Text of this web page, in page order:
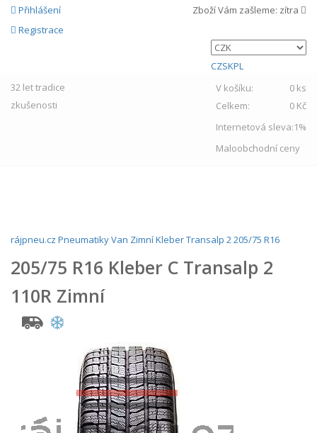
Přihlášení
Registrace
Zboží Vám zašleme: zítra
CZSKPL
32 lettradice
zkušenosti
V košíku:
0 ks
Celkem:
0 Kč
Internetová sleva:1%
Maloobchodní ceny
rájpneu.cz PneumatikyVan ZimníKleberTransalp 2205/75 R16
205/75 R16 Kleber C Transalp 2
110R Zimní